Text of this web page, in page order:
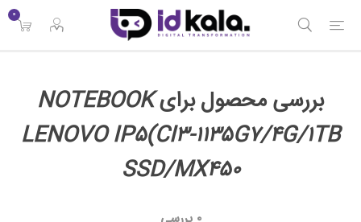
۰
بررسی محصول برایNOTEBOOK
LENOVO IP۵(CI۳-۱۱۳۵G۷/۴G/۱TB
SSD/MX۴۵۰